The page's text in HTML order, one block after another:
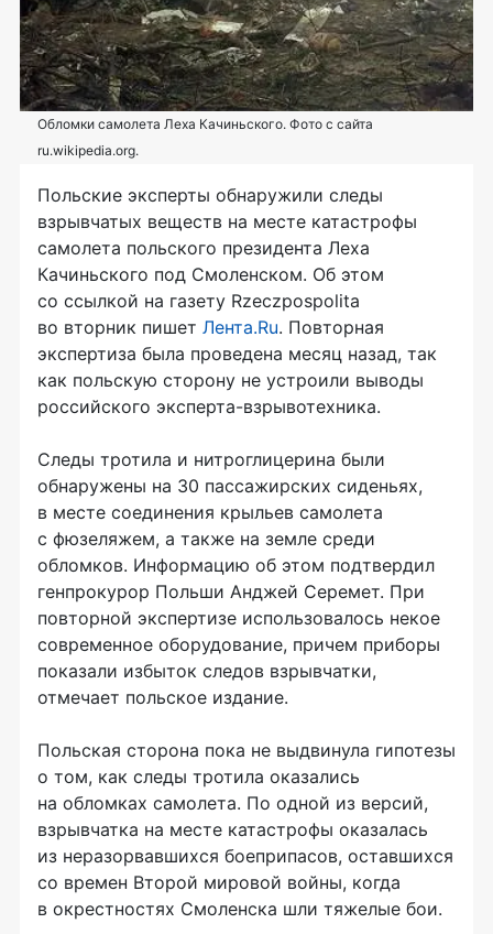
Обломки самолета Леха Качиньского. Фото с сайта
ru.wikipedia.org.
Польские эксперты обнаружили следы
взрывчатых веществ на месте катастрофы
самолета польского президента Леха
Качиньского под Смоленском. Об этом
со ссылкой на газету Rzeczpospolita
во вторник пишет Лента.Ru. Повторная
экспертиза была проведена месяц назад, так
как польскую сторону не устроили выводы
российского эксперта-взрывотехника.
Следы тротила и нитроглицерина были
обнаружены на 30 пассажирских сиденьях,
в месте соединения крыльев самолета
с фюзеляжем, а также на земле среди
обломков. Информацию об этом подтвердил
генпрокурор Польши Анджей Серемет. При
повторной экспертизе использовалось некое
современное оборудование, причем приборы
показали избыток следов взрывчатки,
отмечает польское издание.
Польская сторона пока не выдвинула гипотезы
о том, как следы тротила оказались
на обломках самолета. По одной из версий,
взрывчатка на месте катастрофы оказалась
из неразорвавшихся боеприпасов, оставшихся
со времен Второй мировой войны, когда
в окрестностях Смоленска шли тяжелые бои.